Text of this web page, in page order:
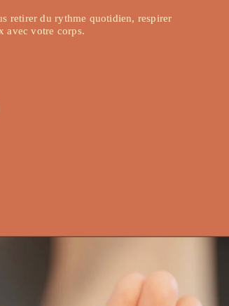
retirer du rythme quotidien, respirer
avec votre corps.